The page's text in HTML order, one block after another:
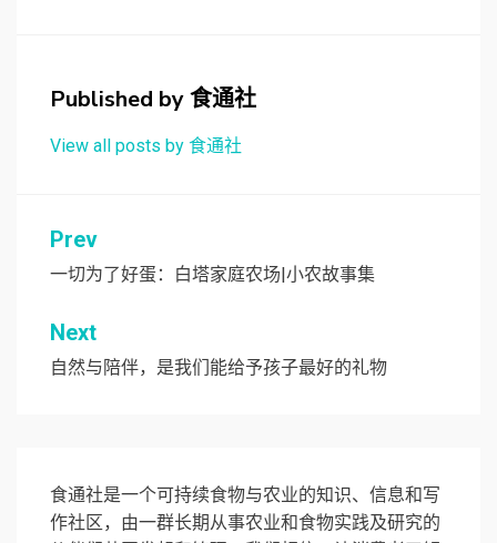
Published by食通社
View all posts by 食通社
文
章
导
航
Prev
一切为了好蛋：白塔家庭农场|小农故事集
Next
自然与陪伴，是我们能给予孩子最好的礼物
食通社是一个可持续食物与农业的知识、信息和写
作社区，由一群长期从事农业和食物实践及研究的